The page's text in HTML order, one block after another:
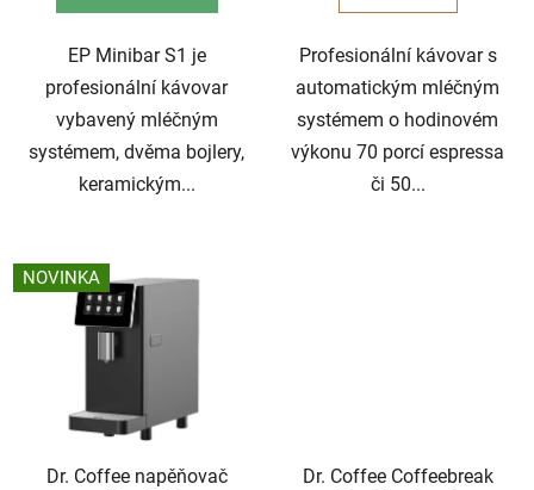
EP Minibar S1 je
profesionální kávovar
vybavený mléčným
systémem, dvěma bojlery,
keramickým...
Profesionální kávovar s
automatickým mléčným
systémem o hodinovém
výkonu 70 porcí espressa
či 50...
NOVINKA
Dr. Coffee napěňovač
Dr. Coffee Coffeebreak